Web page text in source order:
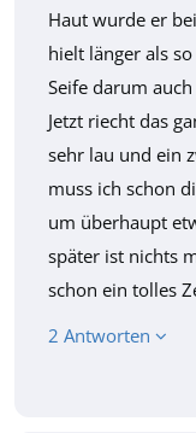
Haut wurde er
hielt länger als
Seife darum
Jetzt riecht das
sehr lau und ein
muss ich schon
um überhaupt
später ist nichts
schon ein tolles
2 Antworten